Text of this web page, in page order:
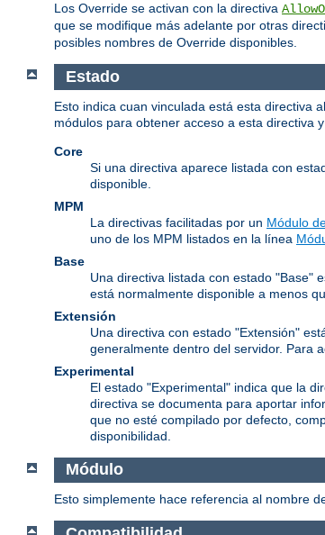
Los Override se activan con la directiva
que se modifique más adelante por otras
posibles nombres de Override disponibles.
Estado
Esto indica cuan vinculada está esta directiva
módulos para obtener acceso a esta directiva
Core
Si una directiva aparece listada con
disponible.
MPM
La directivas facilitadas por un Módulo
uno de los MPM listados en la línea
Base
Una directiva listada con estado "Base"
está normalmente disponible a menos
Extensión
Una directiva con estado "Extensión"
generalmente dentro del servidor. Para
Experimental
El estado "Experimental" indica que la
directiva se documenta para aportar
que no esté compilado por defecto,
disponibilidad.
Módulo
Esto simplemente hace referencia al nombre